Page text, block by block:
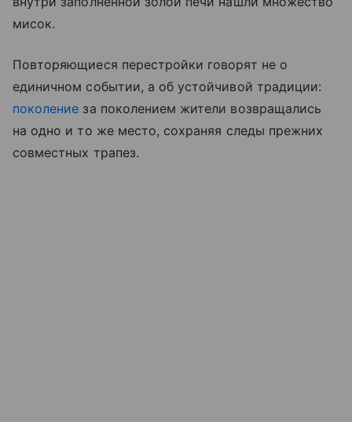
мисок.
Повторяющиеся перестройки говорят не о
единичном событии, а об устойчивой традиции:
поколение за поколением жители возвращались
на одно и то же место, сохраняя следы прежних
совместных трапез.